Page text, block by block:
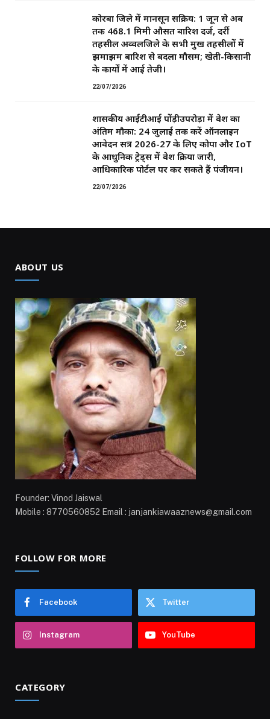
कोरबा जिले में मानसून सक्रिय: 1 जून से अब
तक 468.1 मिमी औसत बारिश दर्ज, दर्री
तहसील अव्वलजिले के सभी प्रमुख तहसीलों में
झमाझम बारिश से बदला मौसम; खेती-किसानी
के कार्यों में आई तेजी।
22/07/2026
शासकीय आईटीआई पोंड़ीउपरोड़ा में प्रवेश का
अंतिम मौका: 24 जुलाई तक करें ऑनलाइन
आवेदन सत्र 2026-27 के लिए कोपा और IoT
के आधुनिक ट्रेड्स में प्रवेश प्रक्रिया जारी,
आधिकारिक पोर्टल पर कर सकते हैं पंजीयन।
22/07/2026
ABOUT US
Founder: Vinod Jaiswal
Mobile : 8770560852 Email : janjankiawaaznews@gmail.com
FOLLOW FOR MORE
Facebook Twitter
Instagram YouTube
CATEGORY